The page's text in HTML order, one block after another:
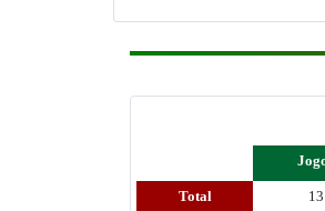
Total 13